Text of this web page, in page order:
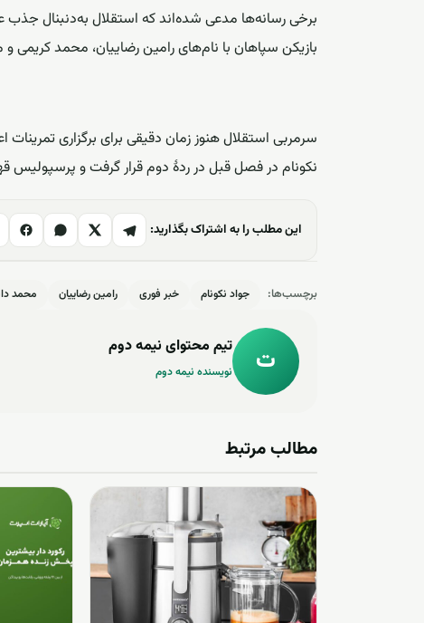
برخی رسانه‌ها مدعی شده‌اند که استقلال به‌دنبنال جذب
بازیکن سپاهان با نام‌های رامین رضاییان، محمد
سرمربی استقلال هنوز زمان دقیقی برای برگزاری
نکونام در فصل قبل در ردۀ دوم قرار گرفت و پرسپولیس
این مطلب را به اشتراک بگذارید:
برچسب‌ها: جواد نکونام خبر فوری رامین رضاییان محمد
ت تیم محتوای نیمه دوم
نویسنده نیمه دوم
مطالب مرتبط